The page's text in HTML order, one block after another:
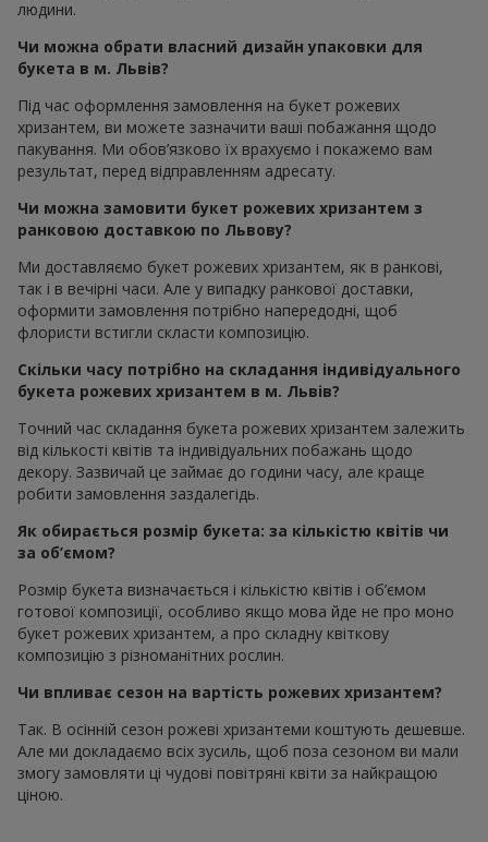
людини.
Чи можна обрати власний дизайн упаковки для
букета в м. Львів?
Під час оформлення замовлення на букет рожевих
хризантем, ви можете зазначити ваші побажання щодо
пакування. Ми обов’язково їх врахуємо і покажемо вам
результат, перед відправленням адресату.
Чи можна замовити букет рожевих хризантем з
ранковою доставкою по Львову?
Ми доставляємо букет рожевих хризантем, як в ранкові,
так і в вечірні часи. Але у випадку ранкової доставки,
оформити замовлення потрібно напередодні, щоб
флористи встигли скласти композицію.
Скільки часу потрібно на складання індивідуального
букета рожевих хризантем в м. Львів?
Точний час складання букета рожевих хризантем залежить
від кількості квітів та індивідуальних побажань щодо
декору. Зазвичай це займає до години часу, але краще
робити замовлення заздалегідь.
Як обирається розмір букета: за кількістю квітів чи
за об’ємом?
Розмір букета визначається і кількістю квітів і об’ємом
готової композиції, особливо якщо мова йде не про моно
букет рожевих хризантем, а про складну квіткову
композицію з різноманітних рослин.
Чи впливає сезон на вартість рожевих хризантем?
Так. В осінній сезон рожеві хризантеми коштують дешевше.
Але ми докладаємо всіх зусиль, щоб поза сезоном ви мали
змогу замовляти ці чудові повітряні квіти за найкращою
ціною.